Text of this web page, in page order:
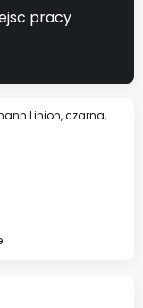
pracy
Linion, czarna,